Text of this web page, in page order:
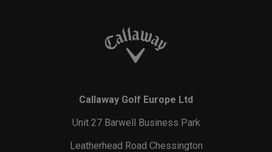
Callaway Golf Europe Ltd
Unit 27 Barwell Business Park
Leatherhead Road Chessington